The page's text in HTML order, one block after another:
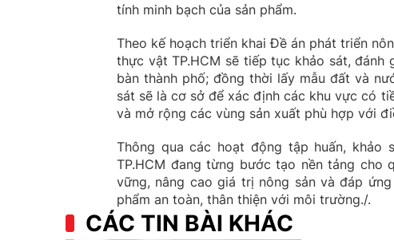
tính minh bạch của sản phẩm.
Theo kế hoạch triển khai Đề án phát triển
thực vật TP.HCM sẽ tiếp tục khảo sát,
bàn thành phố; đồng thời lấy mẫu đất và
sát sẽ là cơ sở để xác định các khu vực có
và mở rộng các vùng sản xuất phù hợp với
Thông qua các hoạt động tập huấn, khảo
TP.HCM đang từng bước tạo nền tảng cho
vững, nâng cao giá trị nông sản và đáp
phẩm an toàn, thân thiện với môi trường./.
CÁC TIN BÀI KHÁC